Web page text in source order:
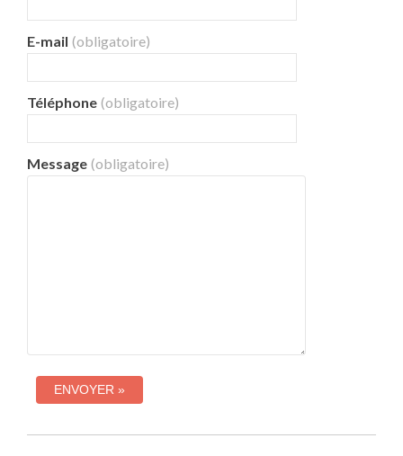
E-mail (obligatoire)
Téléphone (obligatoire)
Message (obligatoire)